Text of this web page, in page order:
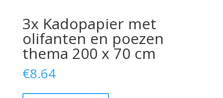
3x Kadopapier met
olifanten en poezen
thema 200 x 70 cm
€8.64